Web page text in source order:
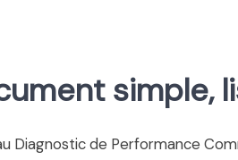
simple,
Diagnostic de Performance